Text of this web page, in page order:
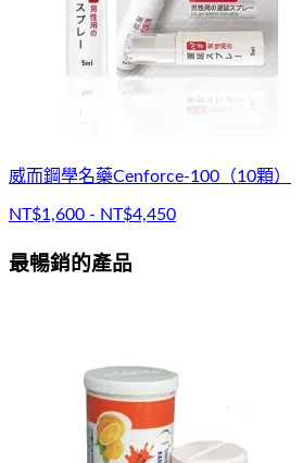
威而鋼學名藥Cenforce-100（10顆）
NT$1,600 - NT$4,450
最暢銷的產品